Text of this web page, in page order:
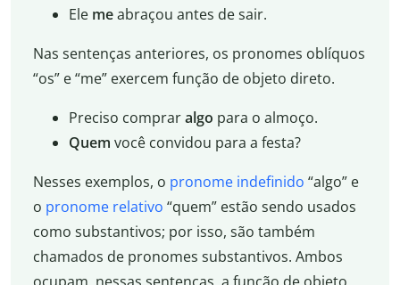
Ele meabraçou antes de sair.
Nas sentenças anteriores, os pronomes oblíquos
“os” e “me” exercem função de objeto direto.
Preciso compraralgo para o almoço.
Quem você convidou para a festa?
Nesses exemplos, o pronome indefinido “algo” e
o pronome relativo “quem” estão sendo usados
como substantivos; por isso, são também
chamados de pronomes substantivos. Ambos